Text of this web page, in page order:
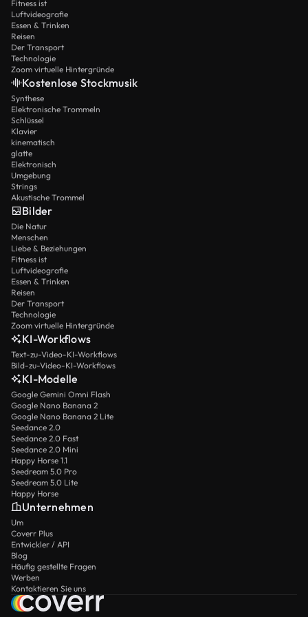
Fitness ist
Luftvideografie
Essen & Trinken
Reisen
Der Transport
Technologie
Zoom virtuelle Hintergründe
Kostenlose Stockmusik
Synthese
Elektronische Trommeln
Schlüssel
Klavier
kinematisch
glatte
Elektronisch
Umgebung
Strings
Akustische Trommel
Bilder
Die Natur
Menschen
Liebe & Beziehungen
Fitness ist
Luftvideografie
Essen & Trinken
Reisen
Der Transport
Technologie
Zoom virtuelle Hintergründe
KI-Workflows
Text-zu-Video-KI-Workflows
Bild-zu-Video-KI-Workflows
KI-Modelle
Google Gemini Omni Flash
Google Nano Banana 2
Google Nano Banana 2 Lite
Seedance 2.0
Seedance 2.0 Fast
Seedance 2.0 Mini
Happy Horse 1.1
Seedream 5.0 Pro
Seedream 5.0 Lite
Happy Horse
Unternehmen
Um
Coverr Plus
Entwickler / API
Blog
Häufig gestellte Fragen
Werben
Kontaktieren Sie uns